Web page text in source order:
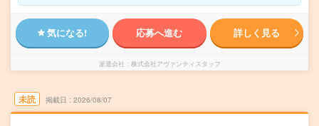
気になる! 応募へ進む 詳しく見る
派遣会社 株式会社アヴァンティスタッフ
未読 掲載日 2026/08/07